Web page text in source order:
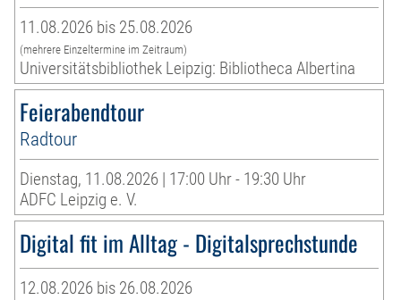
11.08.2026 bis 25.08.2026
(mehrere Einzeltermine im Zeitraum)
Universitätsbibliothek Leipzig: Bibliotheca Albertina
Feierabendtour
Radtour
Dienstag, 11.08.2026 | 17:00 Uhr - 19:30 Uhr
ADFC Leipzig e. V.
Digital fit im Alltag - Digitalsprechstunde
12.08.2026 bis 26.08.2026